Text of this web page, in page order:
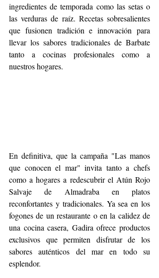
ingredientes de temporada como las setas o
las verduras de raíz. Recetas sobresalientes
que fusionen tradición e innovación para
llevar los sabores tradicionales de Barbate
tanto a cocinas profesionales como a
nuestros hogares.
En definitiva, que la campaña "Las manos
que conocen el mar" invita tanto a chefs
como a hogares a redescubrir el Atún Rojo
Salvaje de Almadraba en platos
reconfortantes y tradicionales. Ya sea en los
fogones de un restaurante o en la calidez de
una cocina casera, Gadira ofrece productos
exclusivos que permiten disfrutar de los
sabores auténticos del mar en todo su
esplendor.